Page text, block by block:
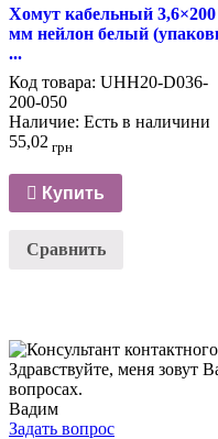
Хомут кабельный 3,6×200
мм нейлон белый
...
Код товара: UHH20-D036-
200-050
Наличие: Есть в наличини
55,02 грн
Купить
Сравнить
Здравствуйте, меня зовут
вопросах.
Вадим
Задать вопрос